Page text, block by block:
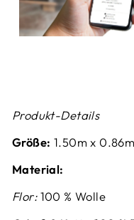
Produkt-Details
Größe: 1.50m x 0.86m
Material:
Flor: 100 % Wolle